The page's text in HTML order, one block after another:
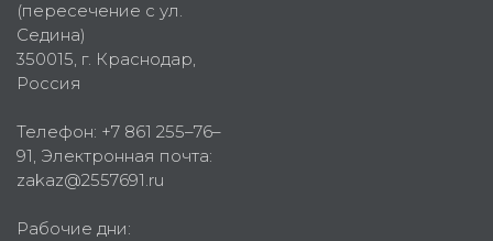
(пересечение с ул.
Седина)
350015, г. Краснодар,
Россия
Телефон: +7 861 255–76–
91, Электронная почта:
zakaz@2557691.ru
Рабочие дни: